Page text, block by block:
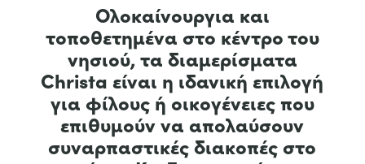
Ολοκαίνουργια και
τοποθετημένα στο κέντρο του
νησιού, τα διαμερίσματα
Christa είναι η ιδανική επιλογή
για φίλους ή οικογένειες που
επιθυμούν να απολαύσουν
συναρπαστικές διακοπές στο